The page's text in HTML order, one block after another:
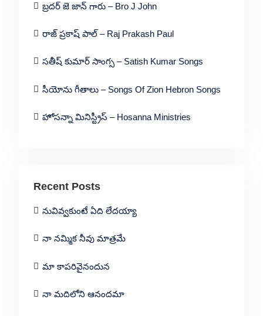
బ్రదర్ జె జాన్ గారు – Bro J John
రాజ్ ప్రకాష్ పాల్ – Raj Prakash Paul
సతీష్ కుమార్ సాంగ్స – Satish Kumar Songs
సీయోను గీతాలు – Songs Of Zion Hebron Songs
హోసన్నా మినిస్ట్రీస్ – Hosanna Ministries
Recent Posts
నువివ్వకుంటే ఏది లేదయ్యా
నా నమ్మిక నీవు మాత్రమే
మా కాపరివైనందున
నా మదిలోని ఆనందమా